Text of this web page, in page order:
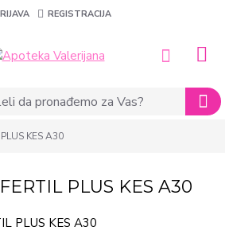
REGISTRACIJA
KES A30
PLUS KES A30